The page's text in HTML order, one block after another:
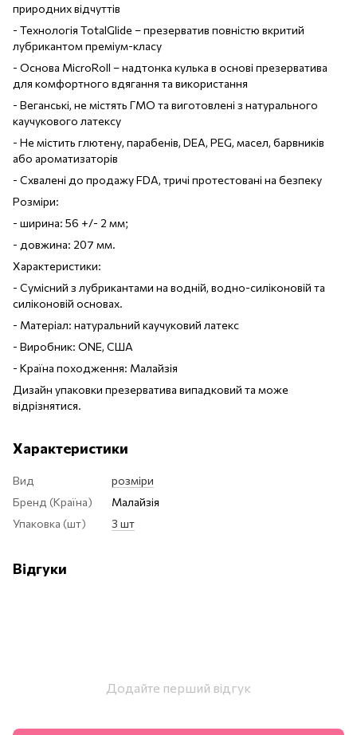
природних відчуттів
- Технологія TotalGlide – презерватив повністю вкритий
лубрикантом преміум-класу
- Основа MicroRoll – надтонка кулька в основі презерватива
для комфортного вдягання та використання
- Веганські, не містять ГМО та виготовлені з натурального
каучукового латексу
- Не містить глютену, парабенів, DEA, PEG, масел, барвників
або ароматизаторів
- Схвалені до продажу FDA, тричі протестовані на безпеку
Розміри:
- ширина: 56 +/- 2 мм;
- довжина: 207 мм.
Характеристики:
- Cумісний з лубрикантами на водній, водно-силіконовій та
силіконовій основах.
- Матеріал: натуральний каучуковий латекс
- Виробник: ONE, США
- Країна походження: Малайзія
Дизайн упаковки презерватива випадковий та може
відрізнятися.
Характеристики
Вид
розміри
Бренд (Країна)
Малайзія
Упаковка (шт)
3 шт
Відгуки
Додайте перший відгук